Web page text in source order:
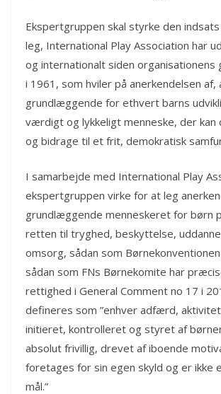
Ekspertgruppen skal styrke den
leg, International Play Association har
og internationalt siden organisationens
i 1961, som hviler på anerkendelsen af,
grundlæggende for ethvert barns
værdigt og lykkeligt menneske, der kan
og bidrage til et frit, demokratisk
I samarbejde med International Play
ekspertgruppen virke for at leg
grundlæggende menneskeret for børn
retten til tryghed, beskyttelse,
omsorg, sådan som
sådan som FNs Børnekomite har
rettighed i General Comment no 17 i
defineres som ”enhver adfærd,
initieret, kontrolleret og styret af
absolut frivillig, drevet af iboende
foretages for sin egen skyld og er ikke
mål.”